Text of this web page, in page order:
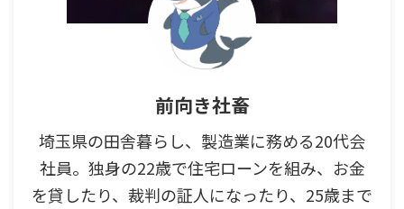
前向き社畜
埼玉県の田舎暮らし、製造業に務める20代会
社員。独身の22歳で住宅ローンを組み、お金
を貸したり、裁判の証人になったり、25歳まで